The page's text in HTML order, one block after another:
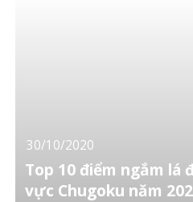
30/10/2020
Top 10 điểm ngắm lá
vực Chugoku năm